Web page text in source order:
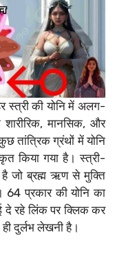
स्त्री की योनि में अलग-
मानसिक, और
तांत्रिक ग्रंथों में योनि
किया गया है। स्त्री-
है जो ब्रह्म ऋण से मुक्ति
64 प्रकार की योनि का
दे रहे लिंक पर क्लिक कर
दुर्लभ लेखनी है।